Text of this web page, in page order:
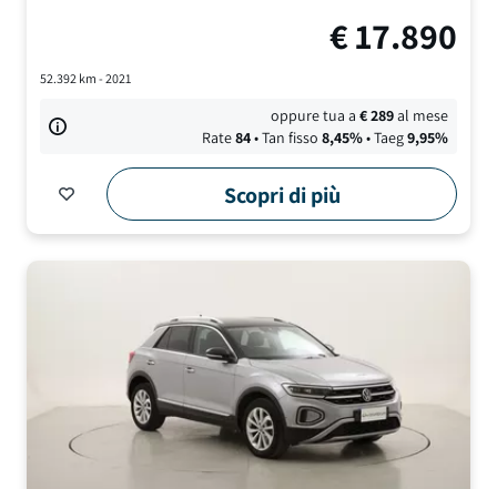
€17.890
52.392 km - 2021
oppure tua a€289al mese
Rate84• Tan fisso 8,45%• Taeg9,95%
Scopri di più